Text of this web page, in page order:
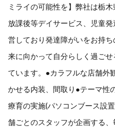
ミライの可能性を】弊社は栃
放課後等デイサービス、児童
営しており発達障がいをお持
来に向かって自分らしく過ご
ています。●カラフルな店舗外
かせる内装、間取り●テーマ性
療育の実施(パソコンブース設
舗ごとのスタッフが企画する